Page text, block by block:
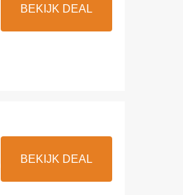
BEKIJK DEAL
BEKIJK DEAL